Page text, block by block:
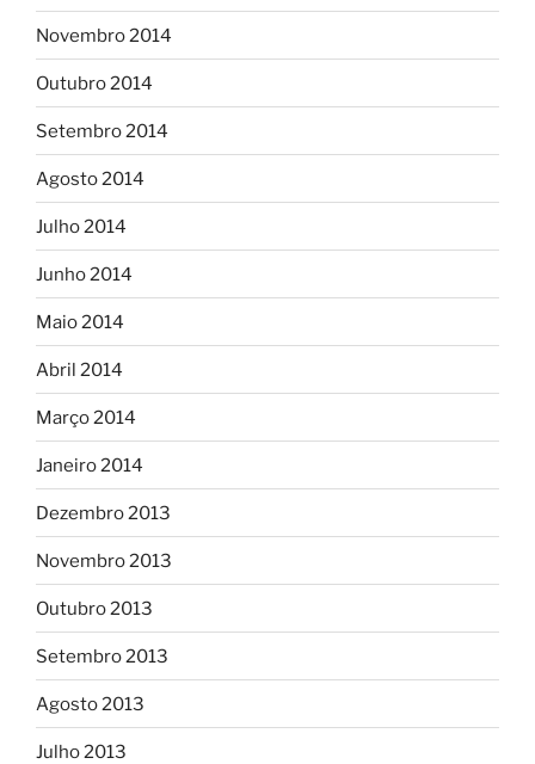
Novembro 2014
Outubro 2014
Setembro 2014
Agosto 2014
Julho 2014
Junho 2014
Maio 2014
Abril 2014
Março 2014
Janeiro 2014
Dezembro 2013
Novembro 2013
Outubro 2013
Setembro 2013
Agosto 2013
Julho 2013